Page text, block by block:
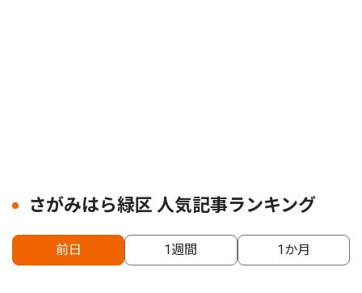
さがみはら緑区 人気記事ランキング
前日 1週間 1か月